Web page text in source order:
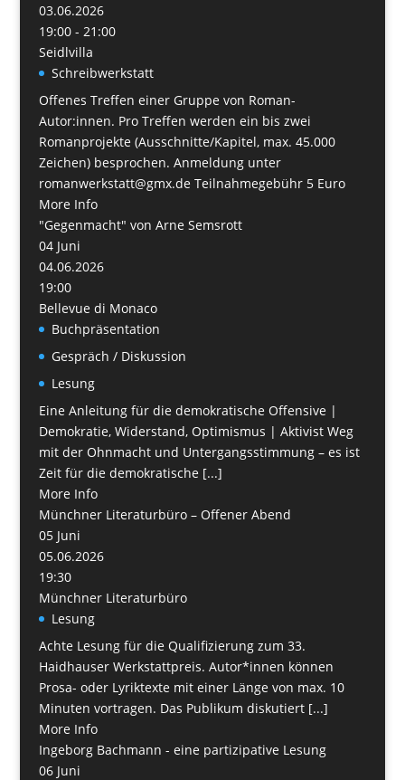
03.06.2026
19:00 - 21:00
Seidlvilla
Schreibwerkstatt
Offenes Treffen einer Gruppe von Roman-
Autor:innen. Pro Treffen werden ein bis zwei
Romanprojekte (Ausschnitte/Kapitel, max. 45.000
Zeichen) besprochen. Anmeldung unter
romanwerkstatt@gmx.de Teilnahmegebühr 5 Euro
More Info
"Gegenmacht" von Arne Semsrott
04 Juni
04.06.2026
19:00
Bellevue di Monaco
Buchpräsentation
Gespräch / Diskussion
Lesung
Eine Anleitung für die demokratische Offensive |
Demokratie, Widerstand, Optimismus | Aktivist Weg
mit der Ohnmacht und Untergangsstimmung – es ist
Zeit für die demokratische [...]
More Info
Münchner Literaturbüro – Offener Abend
05 Juni
05.06.2026
19:30
Münchner Literaturbüro
Lesung
Achte Lesung für die Qualifizierung zum 33.
Haidhauser Werkstattpreis. Autor*innen können
Prosa- oder Lyriktexte mit einer Länge von max. 10
Minuten vortragen. Das Publikum diskutiert [...]
More Info
Ingeborg Bachmann - eine partizipative Lesung
06 Juni